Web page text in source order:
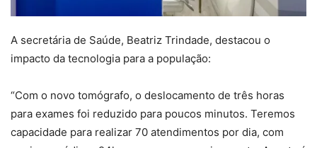
A secretária de Saúde, Beatriz Trindade, destacou o
impacto da tecnologia para a população:
“Com o novo tomógrafo, o deslocamento de três horas
para exames foi reduzido para poucos minutos. Teremos
capacidade para realizar 70 atendimentos por dia, com